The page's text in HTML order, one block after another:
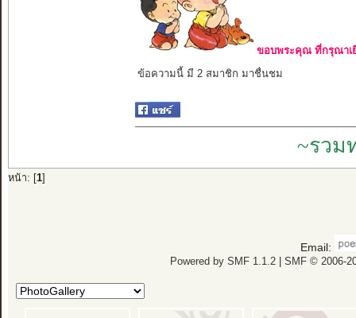
ขอบพระคุณ ที่กรุณาเ
ข้อความนี้ มี 2 สมาชิก มาชื่นชม
~รวม
หน้า: [ 1]
Email:
Powered by SMF 1.1.2| SMF © 2006-